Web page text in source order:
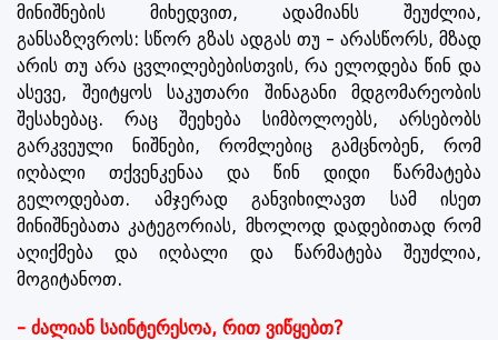
მინიშნების მიხედვით, ადამიანს შეუძლია,
განსაზღვროს: სწორ გზას ადგას თუ - არასწორს, მზად
არის თუ არა ცვლილებებისთვის, რა ელოდება წინ და
ასევე, შეიტყოს საკუთარი შინაგანი მდგომარეობის
შესახებაც. რაც შეეხება სიმბოლოებს, არსებობს
გარკვეული ნიშნები, რომლებიც გამცნობენ, რომ
იღბალი თქვენკენაა და წინ დიდი წარმატება
გელოდებათ. ამჯერად განვიხილავთ სამ ისეთ
მინიშნებათა კატეგორიას, მხოლოდ დადებითად რომ
აღიქმება და იღბალი და წარმატება შეუძლია,
მოგიტანოთ.
- ძალიან საინტერესოა, რით ვიწყებთ?